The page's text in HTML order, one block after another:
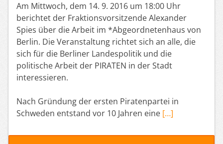
Am Mittwoch, dem 14. 9. 2016 um 18:00 Uhr
berichtet der Fraktionsvorsitzende Alexander
Spies über die Arbeit im *Abgeordnetenhaus von
Berlin. Die Veranstaltung richtet sich an alle, die
sich für die Berliner Landespolitik und die
politische Arbeit der PIRATEN in der Stadt
interessieren.
Nach Gründung der ersten Piratenpartei in
Schweden entstand vor 10 Jahren eine […]